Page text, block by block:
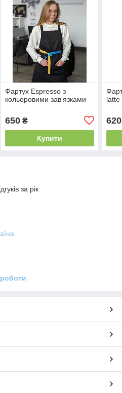
Фартух Espresso з
кольоровими зав'язками
650₴
Купити
latte
620
за рік